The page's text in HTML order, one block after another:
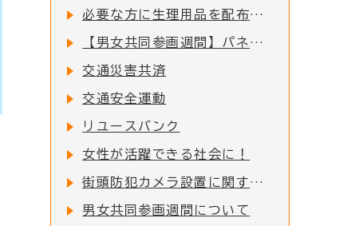
必要な方に生理用品を配布しています
【男女共同参画週間】パネル展のお知らせ
交通災害共済
交通安全運動
リユースバンク
女性が活躍できる社会に！
街頭防犯カメラ設置に関する要綱について
男女共同参画週間について